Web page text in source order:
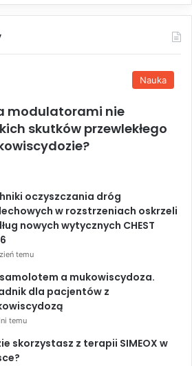
Nauka
modulatorami nie
skutków przewlekłego
oczyszczania dróg
w rozstrzeniach oskrzeli
nowych wytycznych CHEST
temu
a mukowiscydoza.
dla pacjentów z
temu
skorzystasz z terapii SIMEOX w